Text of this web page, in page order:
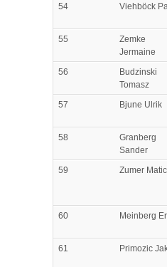
54
Viehböck
55
Zemke
Jermaine
56
Budzinski
Tomasz
57 Bjune Ulrik
58
Granberg
Sander
59 Zumer Matic
60 Meinberg
61 Primozic